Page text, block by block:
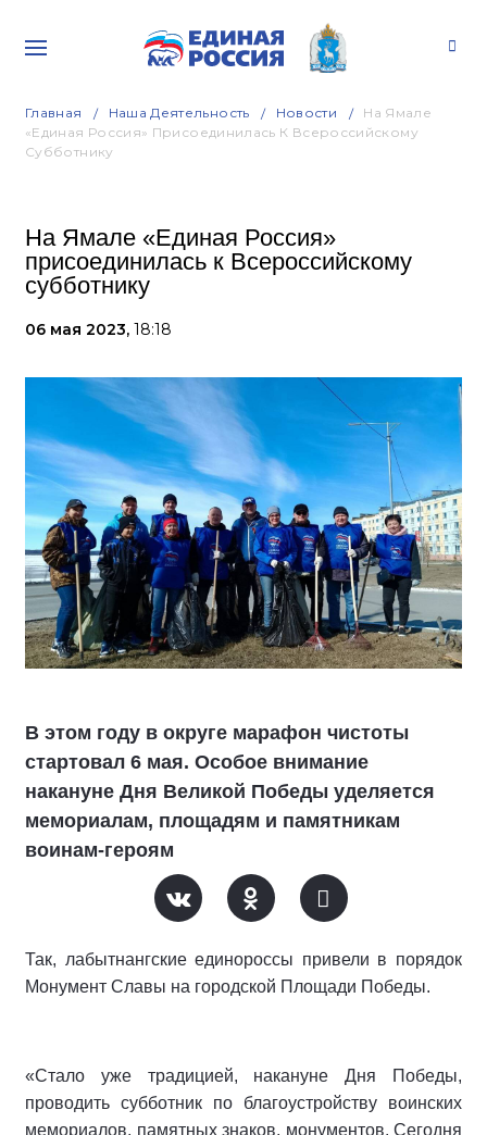
Главная Наша Деятельность Новости
На Ямале
«Единая Россия» Присоединилась К Всероссийскому
Субботнику
На Ямале «Единая Россия»
присоединилась к Всероссийскому
субботнику
06 мая 2023, 18:18
В этом году в округе марафон чистоты
стартовал 6 мая. Особое внимание
накануне Дня Великой Победы уделяется
мемориалам, площадям и памятникам
воинам-героям
Так, лабытнангские единороссы привели в порядок
Монумент Славы на городской Площади Победы.
«Стало уже традицией, накануне Дня Победы,
проводить субботник по благоустройству воинских
мемориалов, памятных знаков, монументов. Сегодня